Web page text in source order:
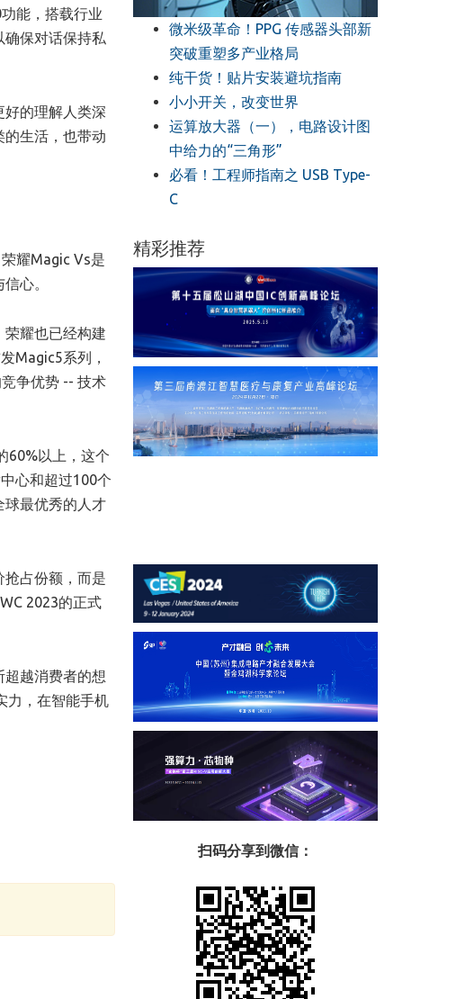
能，搭载行业
保对话保持私
的理解人类深
的生活，也带动
耀Magic Vs是
心。
耀也已经构建
Magic5系列，
争优势 -- 技术
60%以上，这个
心和超过100个
球最优秀的人才
占份额，而是
2023的正式
越消费者的想
力，在智能手机
微米级革命！PPG 传感器头部新
突破重塑多产业格局
纯干货！贴片安装避坑指南
小小开关，改变世界
运算放大器（一），电路设计图
中给力的“三角形”
必看！工程师指南之 USB Type-
C
精彩推荐
扫码分享到微信：